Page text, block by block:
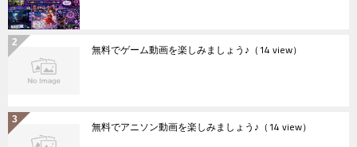
無料でゲーム動画を楽しみましょう♪ （14 view）
無料でアニソン動画を楽しみましょう♪ （14 view）